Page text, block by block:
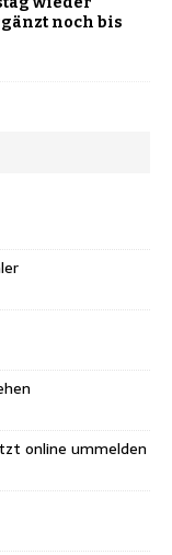
noch bis
online ummelden